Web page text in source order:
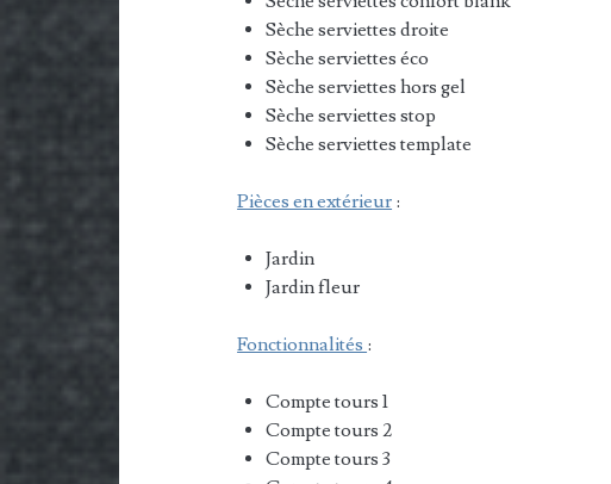
Sèche serviettes droite
Sèche serviettes éco
Sèche serviettes hors gel
Sèche serviettes stop
Sèche serviettes template
Pièces en extérieur :
Jardin
Jardin fleur
Fonctionnalités :
Compte tours 1
Compte tours 2
Compte tours 3